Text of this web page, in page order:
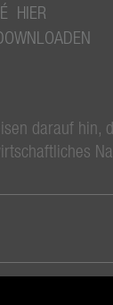
HIER
darauf hin,